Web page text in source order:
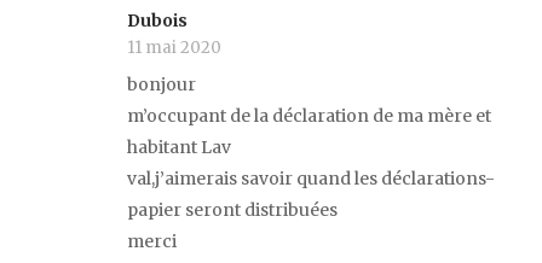
Dubois
11 mai 2020
bonjour
m’occupant de la déclaration de ma mère et
habitant Lav
val,j’aimerais savoir quand les déclarations-
papier seront distribuées
merci